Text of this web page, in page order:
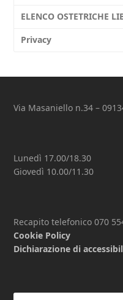
ELENCO OSTETRICHE
Privacy
Via Masaniello n.34 –
Lunedì 17.00/18.30
Giovedì 10.00/11.30
Recapito telefonico 070
Cookie Policy
Dichiarazione di